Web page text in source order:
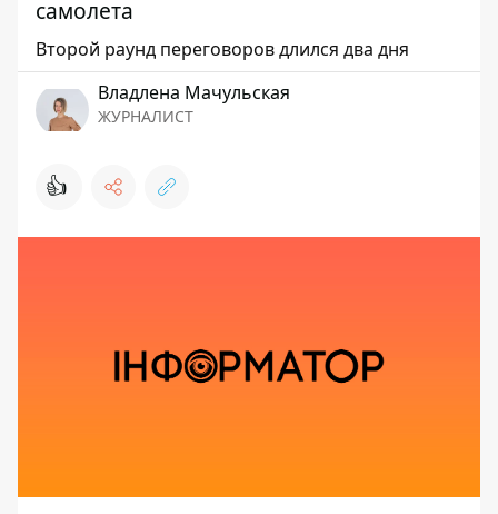
самолета
Второй раунд переговоров длился два дня
Владлена Мачульская
ЖУРНАЛИСТ
👍